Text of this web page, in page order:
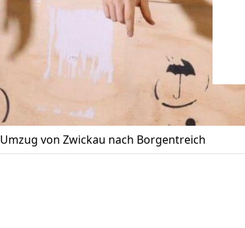
Umzug von Zwickau nach Borgentreich